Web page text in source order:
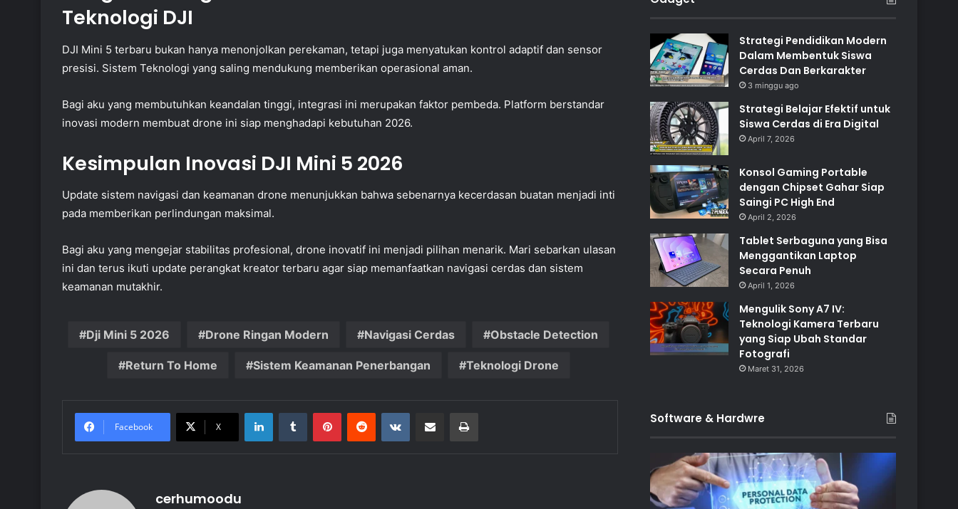
Teknologi DJI
DJI Mini 5 terbaru bukan hanya menonjolkan perekaman, tetapi juga menyatukan kontrol adaptif dan sensor
presisi. Sistem Teknologi yang saling mendukung memberikan operasional aman.
Bagi aku yang membutuhkan keandalan tinggi, integrasi ini merupakan faktor pembeda. Platform berstandar
inovasi modern membuat drone ini siap menghadapi kebutuhan 2026.
Kesimpulan Inovasi DJI Mini 5 2026
Update sistem navigasi dan keamanan drone menunjukkan bahwa sebenarnya kecerdasan buatan menjadi inti
pada memberikan perlindungan maksimal.
Bagi aku yang mengejar stabilitas profesional, drone inovatif ini menjadi pilihan menarik. Mari sebarkan ulasan
ini dan terus ikuti update perangkat kreator terbaru agar siap memanfaatkan navigasi cerdas dan sistem
keamanan mutakhir.
Dji Mini 5 2026 Drone Ringan Modern Navigasi Cerdas Obstacle Detection
Return To Home Sistem Keamanan Penerbangan Teknologi Drone
Facebook X
LinkedInTumblr PinterestReddit VKontakteShare via Email Print
cerhumoodu
Strategi Pendidikan Modern
Dalam Membentuk Siswa
Cerdas Dan Berkarakter
3 minggu ago
Strategi Belajar Efektif untuk
Siswa Cerdas di Era Digital
April 7, 2026
Konsol Gaming Portable
dengan Chipset Gahar Siap
Saingi PC High End
April 2, 2026
Tablet Serbaguna yang Bisa
Menggantikan Laptop
Secara Penuh
April 1, 2026
Mengulik Sony A7 IV:
Teknologi Kamera Terbaru
yang Siap Ubah Standar
Fotografi
Maret 31, 2026
Software & Hardwre